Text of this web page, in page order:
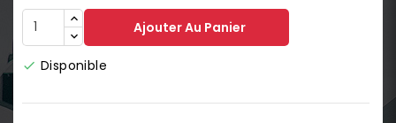
Ajouter Au Panier
 Disponible